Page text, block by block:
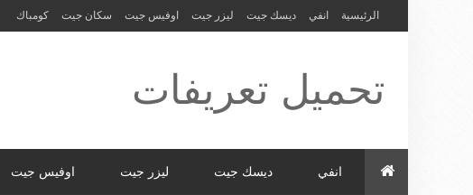
الرئيسية انفي ديسك جيت ليزر جيت اوفيس جيت سكان جيت كومباك
تحميل تعريفات
طابعة ولاب
انفي ديسك جيت ليزر جيت اوفيس جيت